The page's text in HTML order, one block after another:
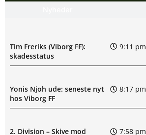
Tim Freriks (Viborg FF):
skadesstatus
9:11 pm
Yonis Njoh ude: seneste nyt
hos Viborg FF
8:17 pm
2. Division – Skive mod
7:58 pm